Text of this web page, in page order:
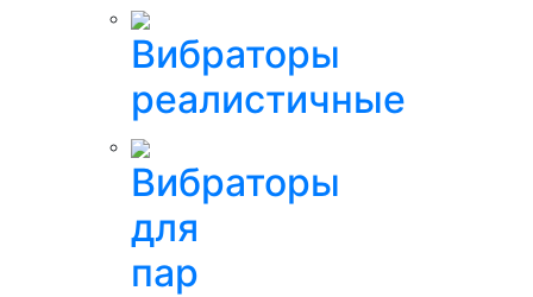
Вибраторы
реалистичные
Вибраторы
для
пар